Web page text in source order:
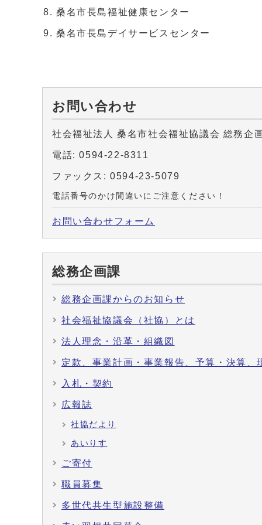
桑名市長島福祉健康センター
桑名市長島デイサービスセンター
お問い合わせ
社会福祉法人 桑名市社会福祉協議会 総務企
電話: 0594-22-8311
ファックス: 0594-23-5079
電話番号のかけ間違いにご注意ください！
お問い合わせフォーム
総務企画課
総務企画課からのお知らせ
社会福祉協議会（社協）とは
法人理念・沿革・組織図
定款、事業計画・事業報告、予算・決算、
入札・契約
広報誌
社協だより
あいりす
ご寄付
職員募集
多世代共生型施設整備